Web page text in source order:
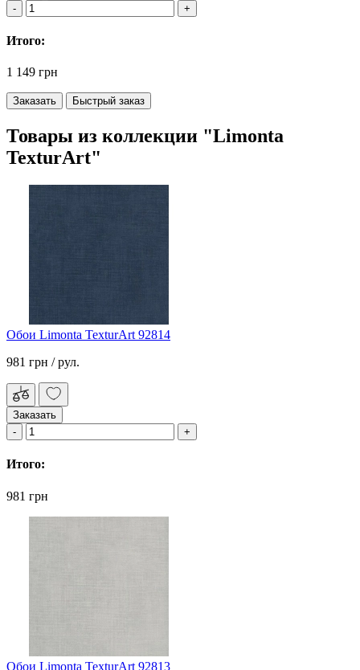
Итого:
1 149 грн
Заказать Быстрый заказ
Товары из коллекции "Limonta
TexturArt"
Обои Limonta TexturArt 92814
981 грн / рул.
Заказать
Итого:
981 грн
Обои Limonta TexturArt 92813